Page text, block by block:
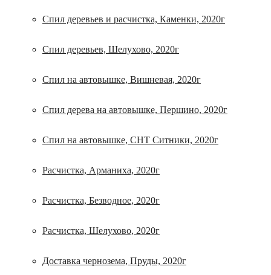
Спил деревьев и расчистка, Каменки, 2020г
Спил деревьев, Шелухово, 2020г
Спил на автовышке, Вишневая, 2020г
Спил дерева на автовышке, Першино, 2020г
Спил на автовышке, СНТ Ситники, 2020г
Расчистка, Арманиха, 2020г
Расчистка, Безводное, 2020г
Расчистка, Шелухово, 2020г
Доставка чернозема, Пруды, 2020г